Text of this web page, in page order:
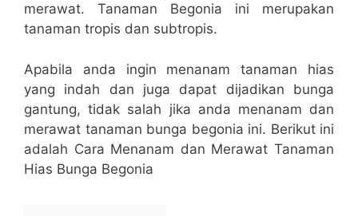
merawat. Tanaman Begonia ini merupakan
tanaman tropis dan subtropis.
Apabila anda ingin menanam tanaman hias
yang indah dan juga dapat dijadikan bunga
gantung, tidak salah jika anda menanam dan
merawat tanaman bunga begonia ini. Berikut ini
adalah Cara Menanam dan Merawat Tanaman
Hias Bunga Begonia